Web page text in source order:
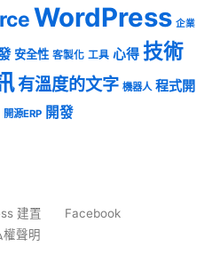
WordPress 企業
安全性 客製化 工具 心得 技術
有溫度的文字 機器人 程式開
開源ERP 開發
建置
Facebook
聲明